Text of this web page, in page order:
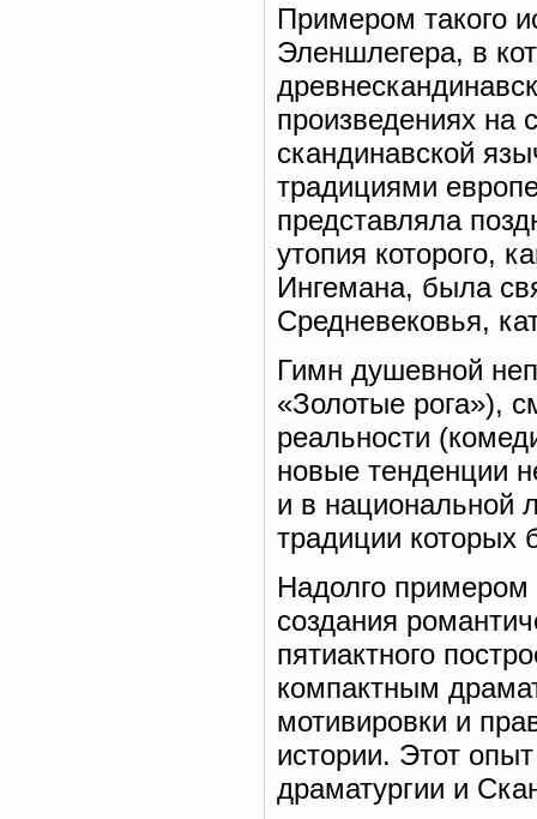
Примером такого
Эленшлегера, в
произведениях на
скандинавской
традициями
представляла
утопия которого,
Ингемана, была
Средневековья,
Гимн душевной
«Золотые рога»),
реальности
новые тенденции
и в национальной
традиции которых
Надолго примером
создания
пятиактного
компактным
мотивировки и
истории. Этот
драматургии и